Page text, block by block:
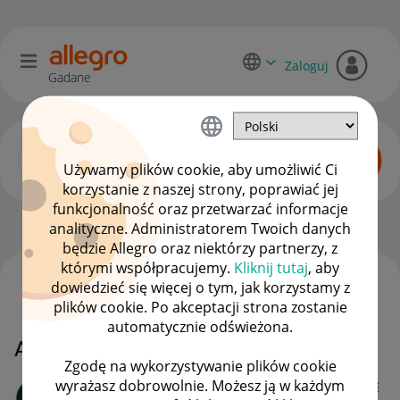
Używamy plików cookie, aby umożliwić Ci
korzystanie z naszej strony, poprawiać jej
funkcjonalność oraz przetwarzać informacje
analityczne. Administratorem Twoich danych
będzie Allegro oraz niektórzy partnerzy, z
którymi współpracujemy. Kliknij tutaj, aby
dowiedzieć się więcej o tym, jak korzystamy z
plików cookie. Po akceptacji strona zostanie
automatycznie odświeżona.
Zgodę na wykorzystywanie plików cookie
wyrażasz dobrowolnie. Możesz ją w każdym
Gadane
Zaloguj
Dyskusje kupujących OPCJE
Allegro a punkty payback
cola59
WSZYSTKIE TEMATY